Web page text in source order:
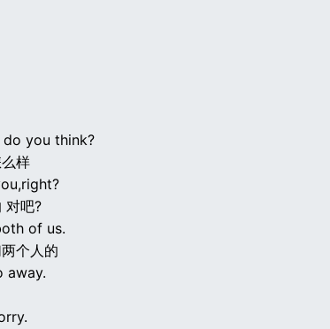
do you think?
样
对吧?
of us.
个人的
away.